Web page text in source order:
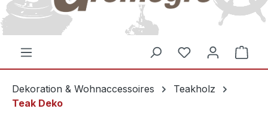
Dekoration & Wohnaccessoires
Teakholz
Teak Deko